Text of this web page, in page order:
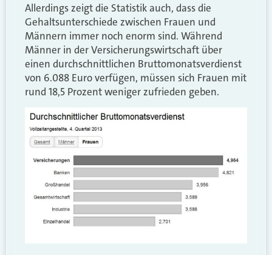
Allerdings zeigt die Statistik auch, dass die
Gehaltsunterschiede zwischen Frauen und
Männern immer noch enorm sind. Während
Männer in der Versicherungswirtschaft über
einen durchschnittlichen Bruttomonatsverdienst
von 6.088 Euro verfügen, müssen sich Frauen mit
rund 18,5 Prozent weniger zufrieden geben.